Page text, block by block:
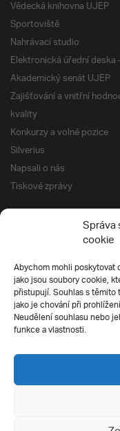
cookie
Abychom mohli
jako jsou soubory cookie,
přistupují. Souhlas s
jako je chování při
Neudělení souhlasu nebo
funkce a vlastnosti.
Vědecká knihovna UJEP
Sportoviště
Nahrávací studio
Elektronická úřední deska
Akademický senát UJEP
Zajišťování a vnitřní
kvality
Konkurzy a volné pozice
Silverius
Napsali o nás
Tiskové zprávy
Silverius
Ochrana soukromí
Všechna práva vyhrazena